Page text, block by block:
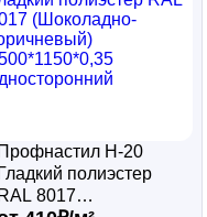
Профнастил Н-20
Гладкий полиэстер
RAL 8017